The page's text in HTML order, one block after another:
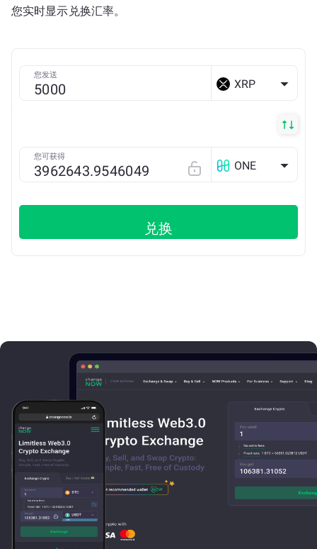
您实时显示兑换汇率。
您发送
XRP
您可获得
ONE
兑换